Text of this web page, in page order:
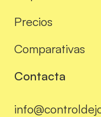
Precios
Comparativas
Contacta